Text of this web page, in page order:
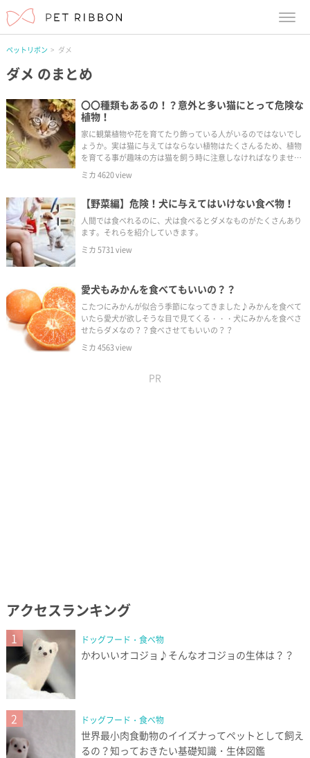
ペットリボン ダメ
ダメ のまとめ
〇〇種類もあるの！？意外と多い猫にとって危険な
植物！
家に観葉植物や花を育てたり飾っている人がいるのではないでし
ょうか。実は猫に与えてはならない植物はたくさんるため、植物
を育てる事が趣味の方は猫を飼う時に注意しなければなりませ
ん。
ミカ4620view
【野菜編】危険！犬に与えてはいけない食べ物！
人間では食べれるのに、犬は食べるとダメなものがたくさんあり
ます。それらを紹介していきます。
ミカ5731view
愛犬もみかんを食べてもいいの？？
こたつにみかんが似合う季節になってきました♪みかんを食べて
いたら愛犬が欲しそうな目で見てくる・・・犬にみかんを食べさ
せたらダメなの？？食べさせてもいいの？？
ミカ4563view
PR
アクセスランキング
1 ドッグフード・食べ物
かわいいオコジョ♪そんなオコジョの生体は？？
2 ドッグフード・食べ物
世界最小肉食動物のイイズナってペットとして飼え
るの？知っておきたい基礎知識・生体図鑑